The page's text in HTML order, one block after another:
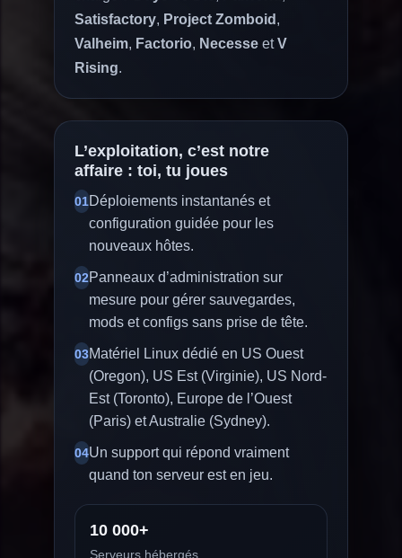
Satisfactory, Project Zomboid ,
Valheim, Factorio, Necesse etV
Rising.
L’exploitation, c’est notre
affaire : toi, tu joues
01Déploiements instantanés et
configuration guidée pour les
nouveaux hôtes.
02Panneaux d’administration sur
mesure pour gérer sauvegardes,
mods et configs sans prise de tête.
03Matériel Linux dédié en US Ouest
(Oregon), US Est (Virginie), US Nord-
Est (Toronto), Europe de l’Ouest
(Paris) et Australie (Sydney).
04Un support qui répond vraiment
quand ton serveur est en jeu.
10 000+
Serveurs hébergés